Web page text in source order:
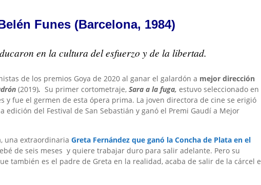
Funes (Barcelona, 1984)
en la cultura del esfuerzo y de la libertad.
de los premios Goya de 2020 al ganar el galardón a mejor dirección
(2019). Su primer cortometraje, Sara a la fuga, estuvo seleccionado en
y fue el germen de esta ópera prima. La joven directora de cine se erigió
edición del Festival de San Sebastián y ganó el Premi Gaudí a Mejor
una extraordinaria Greta Fernández que ganó la Concha de Plata en el
de seis meses y quiere trabajar duro para salir adelante. Pero su
también es el padre de Greta en la realidad, acaba de salir de la cárcel e